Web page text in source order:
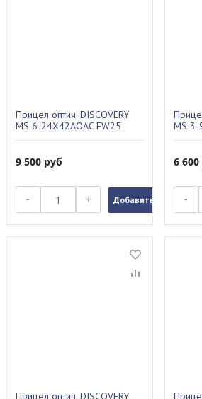
Прицел оптич. DISCOVERY
MS 6-24X42AOAC FW25
9 500 руб
- + Добавить в заказ
MS 3-
6 600
-
Прицел оптич. DISCOVERY